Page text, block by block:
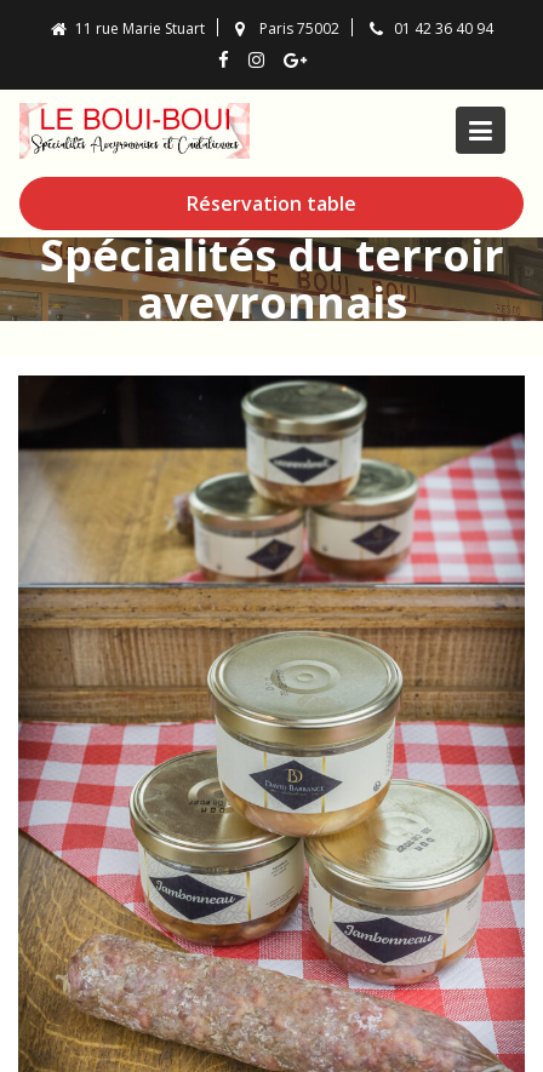
11 rue Marie Stuart Paris 75002 01 42 36 40 94
Réservation table
Spécialités du terroir
aveyronnais